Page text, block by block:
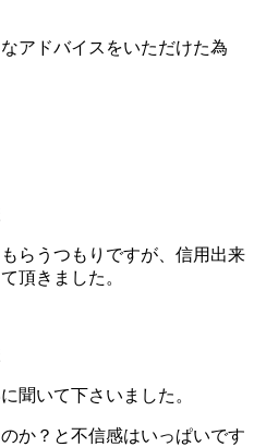
アドバイスをいただけた為
らうつもりですが、信用出来
頂きました。
聞いて下さいました。
か？と不信感はいっぱいです